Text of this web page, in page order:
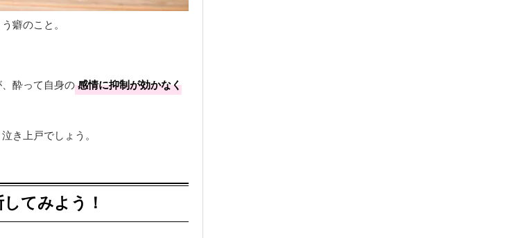
癖のこと。
酔って自身の感情に抑制が効かなく
き上戸でしょう。
てみよう！